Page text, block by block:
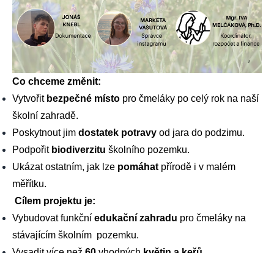
Co chceme změnit:
Vytvořit bezpečné místo pro čmeláky po celý rok na naší
školní zahradě.
Poskytnout jim dostatek potravy od jara do podzimu.
Podpořit biodiverzitu školního pozemku.
Ukázat ostatním, jak lze pomáhat přírodě i v malém
měřítku.
Cílem projektu je:
Vybudovat funkční edukační zahradu pro čmeláky na
stávajícím školním pozemku.